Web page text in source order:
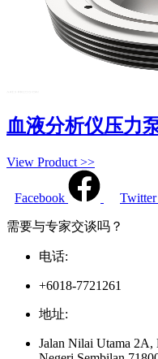
血液分析仪压力
View Product >>
Facebook Twitter
需要与专家交谈吗？
电话:
+6018-7721261
地址:
Jalan Nilai Utama 2A,